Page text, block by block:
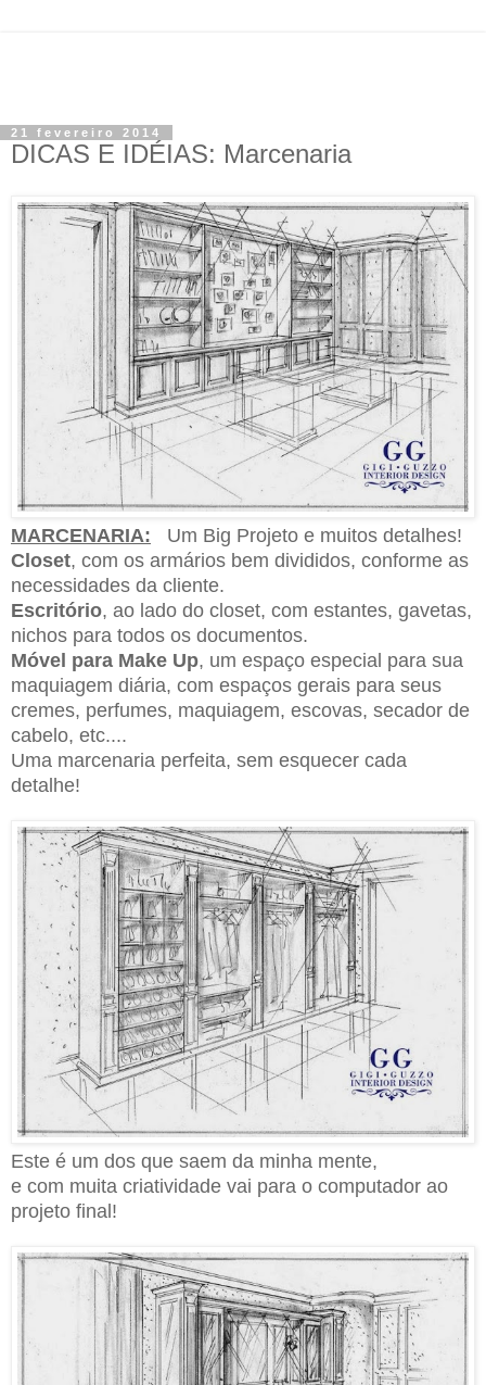
21 fevereiro 2014
DICAS E IDÉIAS: Marcenaria
MARCENARIA: Um Big Projeto e muitos detalhes!
Closet, com os armários bem divididos, conforme as
necessidades da cliente.
Escritório, ao lado do closet, com estantes, gavetas,
nichos para todos os documentos.
Móvel para Make Up, um espaço especial para sua
maquiagem diária, com espaços gerais para seus
cremes, perfumes, maquiagem, escovas, secador de
cabelo, etc....
Uma marcenaria perfeita, sem esquecer cada
detalhe!
Este é um dos que saem da minha mente,
e com muita criatividade vai para o computador ao
projeto final!